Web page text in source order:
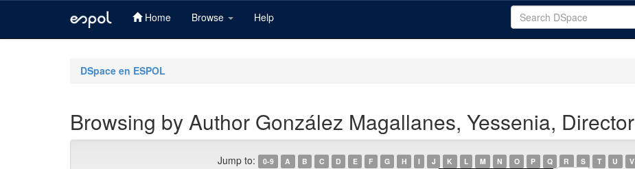
Home Browse Help
DSpace en ESPOL
Browsing by Author González Magallanes, Yessenia, Director
Jump to: 0-9 A B C D E F G H I J K L M N O P Q R S T U V